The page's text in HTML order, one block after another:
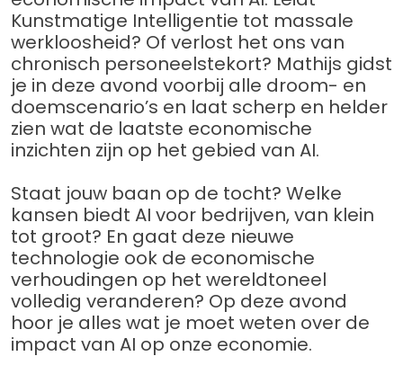
Kunstmatige Intelligentie tot massale
werkloosheid? Of verlost het ons van
chronisch personeelstekort? Mathijs gidst
je in deze avond voorbij alle droom- en
doemscenario’s en laat scherp en helder
zien wat de laatste economische
inzichten zijn op het gebied van AI.
Staat jouw baan op de tocht? Welke
kansen biedt AI voor bedrijven, van klein
tot groot? En gaat deze nieuwe
technologie ook de economische
verhoudingen op het wereldtoneel
volledig veranderen? Op deze avond
hoor je alles wat je moet weten over de
impact van AI op onze economie.